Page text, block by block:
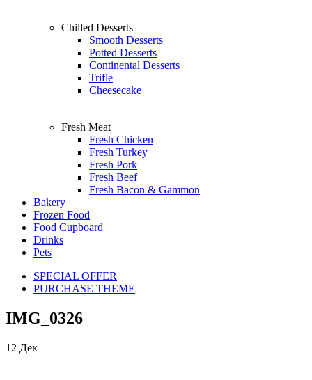
Chilled Desserts
Smooth Desserts
Potted Desserts
Continental Desserts
Trifle
Cheesecake
Fresh Meat
Fresh Chicken
Fresh Turkey
Fresh Pork
Fresh Beef
Fresh Bacon & Gammon
Bakery
Frozen Food
Food Cupboard
Drinks
Pets
SPECIAL OFFER
PURCHASE THEME
IMG_0326
12 Дек